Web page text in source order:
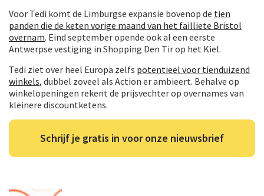
Voor Tedi komt de Limburgse expansie bovenop de tien
panden die de keten vorige maand van het failliete Bristol
overnam. Eind september opende ook al een eerste
Antwerpse vestiging in Shopping Den Tir op het Kiel.
Tedi ziet over heel Europa zelfs potentieel voor tienduizend
winkels, dubbel zoveel als Action er ambieert. Behalve op
winkelopeningen rekent de prijsvechter op overnames van
kleinere discountketens.
Schrijf je gratis in voor onze nieuwsbrief